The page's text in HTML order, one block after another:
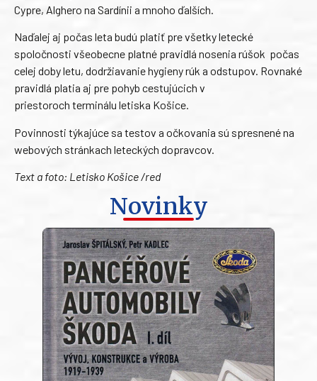
Cypre, Alghero na Sardínii a mnoho ďalších.
Naďalej aj počas leta budú platiť pre všetky letecké
spoločnosti všeobecne platné pravidlá nosenia rúšok počas
celej doby letu, dodržiavanie hygieny rúk a odstupov. Rovnaké
pravidlá platia aj pre pohyb cestujúcich v
priestoroch terminálu letiska Košice.
Povinnosti týkajúce sa testov a očkovania sú spresnené na
webových stránkach leteckých dopravcov.
Text a foto: Letisko Košice /red
Novinky